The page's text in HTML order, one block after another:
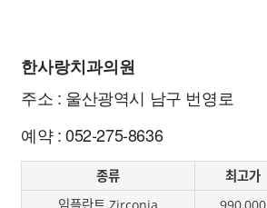
한사랑치과의원
주소 : 울산광역시 남구 번영로
예약 : 052-275-8636
종류 최고가